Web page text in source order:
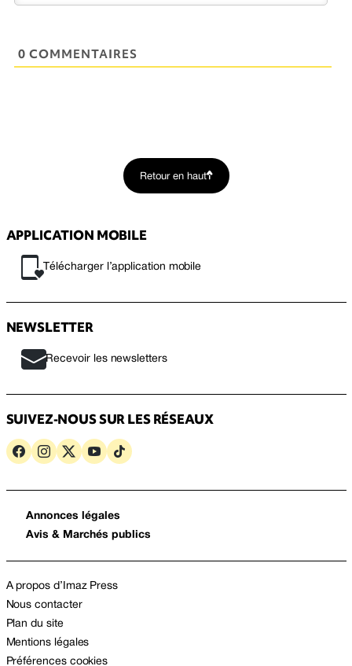
0 COMMENTAIRES
Retour en haut
APPLICATION MOBILE
Télécharger l’application mobile
NEWSLETTER
Recevoir les newsletters
SUIVEZ-NOUS SUR LES RÉSEAUX
Annonces légales
Avis & Marchés publics
A propos d’Imaz Press
Nous contacter
Plan du site
Mentions légales
Préférences cookies